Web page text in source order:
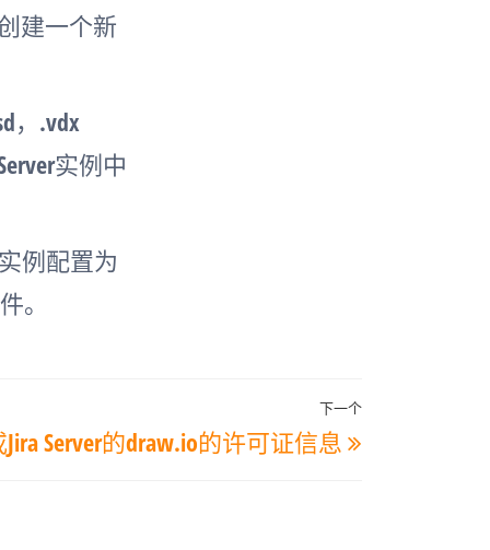
建一个新
，.vdx
实例中
例配置为
。
下
下一个
Jira Server的draw.io的许可证信息